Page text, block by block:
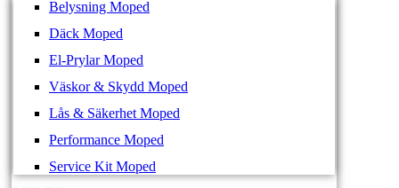
Belysning Moped
Däck Moped
El-Prylar Moped
Väskor & Skydd Moped
Lås & Säkerhet Moped
Performance Moped
Service Kit Moped